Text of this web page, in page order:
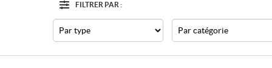
FILTRER PAR :
Filtre